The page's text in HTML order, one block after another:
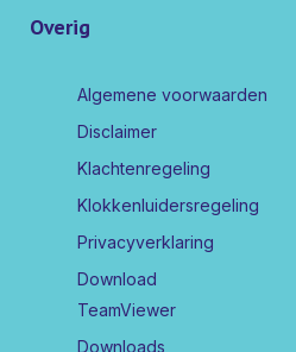
Overig
Algemene voorwaarden
Disclaimer
Klachtenregeling
Klokkenluidersregeling
Privacyverklaring
Download
TeamViewer
Downloads